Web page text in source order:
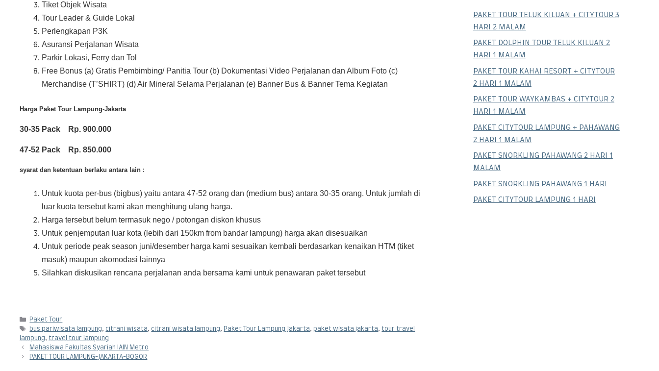
Tiket Objek Wisata
Tour Leader & Guide Lokal
Perlengkapan P3K
Asuransi Perjalanan Wisata
Parkir Lokasi, Ferry dan Tol
Free Bonus (a) Gratis Pembimbing/ Panitia Tour (b) Dokumentasi Video Perjalanan dan Album Foto (c)
Merchandise (T’SHIRT) (d) Air Mineral Selama Perjalanan (e) Banner Bus & Banner Tema Kegiatan
Harga Paket Tour Lampung-Jakarta
30-35 Pack Rp. 900.000
47-52 Pack Rp. 850.000
syarat dan ketentuan berlaku antara lain :
Untuk kuota per-bus (bigbus) yaitu antara 47-52 orang dan (medium bus) antara 30-35 orang. Untuk jumlah di
luar kuota tersebut kami akan menghitung ulang harga.
Harga tersebut belum termasuk nego / potongan diskon khusus
Untuk penjemputan luar kota (lebih dari 150km from bandar lampung) harga akan disesuaikan
Untuk periode peak season juni/desember harga kami sesuaikan kembali berdasarkan kenaikan HTM (tiket
masuk) maupun akomodasi lainnya
Silahkan diskusikan rencana perjalanan anda bersama kami untuk penawaran paket tersebut
Paket Tour
bus pariwisata lampung , citrani wisata, citrani wisata lampung , Paket Tour Lampung Jakarta, paket wisata jakarta, tour travel
lampung , travel tour lampung
Mahasiswa Fakultas Syariah IAIN Metro
PAKET TOUR LAMPUNG-JAKARTA-BOGOR
PAKET TOUR TELUK KILUAN + CITYTOUR 3
HARI 2 MALAM
PAKET DOLPHIN TOUR TELUK KILUAN 2
HARI 1 MALAM
PAKET TOUR KAHAI RESORT + CITYTOUR
2 HARI 1 MALAM
PAKET TOUR WAYKAMBAS + CITYTOUR 2
HARI 1 MALAM
PAKET CITYTOUR LAMPUNG + PAHAWANG
2 HARI 1 MALAM
PAKET SNORKLING PAHAWANG 2 HARI 1
MALAM
PAKET SNORKLING PAHAWANG 1 HARI
PAKET CITYTOUR LAMPUNG 1 HARI